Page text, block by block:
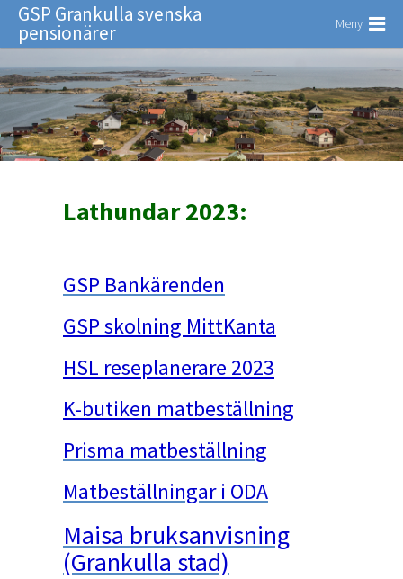
GSP Grankulla svenska
pensionärer Meny
Lathundar 2023:
GSP Bankärenden
GSP skolning MittKanta
HSL reseplanerare 2023
K-butiken matbeställning
Prisma matbeställning
Matbeställningar i ODA
Maisa bruksanvisning
(Grankulla stad)